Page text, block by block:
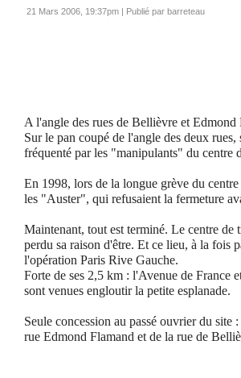
21 Mars 2006, 19:37pm | Publié par barreteau
A l'angle des rues de Bellièvre et
Sur le pan coupé de l'angle des deux
fréquenté par les "manipulants" du centre
En 1998, lors de la longue grève du
les "Auster", qui refusaient la fermeture
Maintenant, tout est terminé. Le centre de
perdu sa raison d'être. Et ce lieu, à la fois
l'opération Paris Rive Gauche.
Forte de ses 2,5 km : l'Avenue de France
sont venues engloutir la petite esplanade.
Seule concession au passé ouvrier du
rue Edmond Flamand et de la rue de